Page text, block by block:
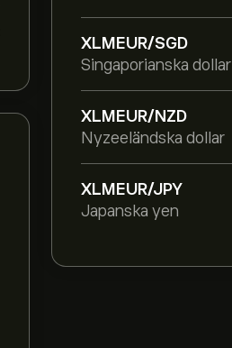
XLMEUR/SGD
Singaporianska dollar
XLMEUR/NZD
Nyzeeländska dollar
XLMEUR/JPY
Japanska yen